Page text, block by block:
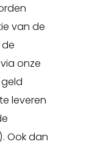
van de
onze
leveren
Ook dan